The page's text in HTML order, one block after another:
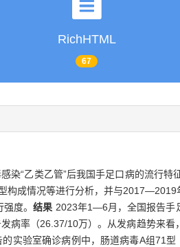
RichHTML
67
染“乙类乙管”后我国手足口病的流行
构成情况等进行分析，并与
强度。结果 2023年1—6月，全国报告手
病率（26.37/10万）。从发病趋势来
实验室确诊病例中，肠道病毒A组71